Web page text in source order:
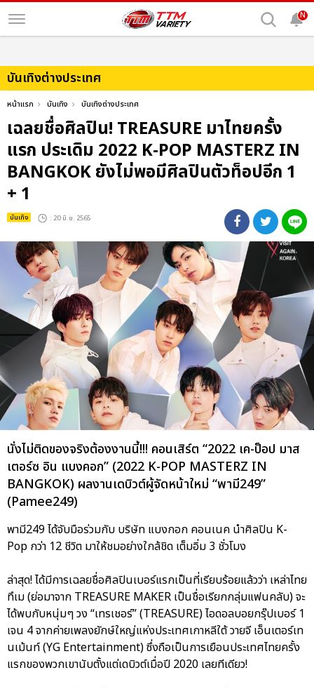
N
บันเทิงต่างประเทศ
หน้าแรก บันเทิง บันเทิงต่างประเทศ
เฉลยชื่อศิลปิน! TREASURE มาไทยครั้ง
แรก ประเดิม 2022 K-POP MASTERZ IN
BANGKOK ยังไม่พอมีศิลปินตัวท็อปอีก 1
+ 1
บันเทิง : 20 มิ.ย. 2565
นั่งไม่ติดของจริงต้องงานนี้!!! คอนเสิร์ต “2022 เค-ป็อป มาส
เตอร์ซ อิน แบงคอก” (2022 K-POP MASTERZ IN
BANGKOK) ผลงานเดบิวต์ผู้จัดหน้าใหม่ “พามี249”
(Pamee249)
พามี249 ได้จับมือร่วมกับ บริษัท แบงกอก คอนเนค นำศิลปิน K-
Pop กว่า 12 ชีวิต มาให้ชมอย่างใกล้ชิด เต็มอิ่ม 3 ชั่วโมง
ล่าสุด! ได้มีการเฉลยชื่อศิลปินเบอร์แรกเป็นที่เรียบร้อยแล้วว่า เหล่าไทย
ทึเม (ย่อมาจาก TREASURE MAKER เป็นชื่อเรียกกลุ่มแฟนคลับ) จะ
ได้พบกับหนุ่มๆ วง “เทรเชอร์” (TREASURE) ไอดอลบอยกรุ๊ปเบอร์ 1
เจน 4 จากค่ายเพลงยักษ์ใหญ่แห่งประเทศเกาหลีใต้ วายจี เอ็นเตอร์เท
นเม้นท์ (YG Entertainment) ซึ่งถือเป็นการเยือนประเทศไทยครั้ง
แรกของพวกเขานับตั้งแต่เดบิวต์เมื่อปี 2020 เลยทีเดียว!